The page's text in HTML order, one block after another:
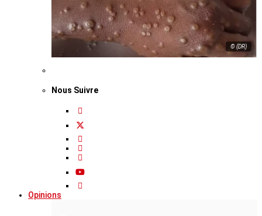
© (DR)
Nous Suivre
Opinions